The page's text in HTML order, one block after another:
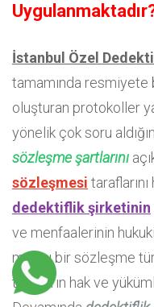
İstanbul Özel
tamamında resmiyete
oluşturan protokoller
yönelik çok soru
sözleşme şartlarını
sözleşmesi
dedektiflik şirketinin
ve menfaalerinin hukuki
matbu bir sözleşme
tarafların hak ve